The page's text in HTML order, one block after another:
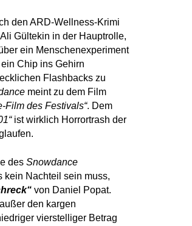
den ARD-Wellness-Krimi
Gültekin in der Hauptrolle,
ein Menschenexperiment
Chip ins Gehirn
Flashbacks zu
meint zu dem Film
Film des Festivals“. Dem
ist wirklich Horrortrash der
des Snowdance
kein Nachteil sein muss,
von Daniel Popat.
den kargen
vierstelliger Betrag